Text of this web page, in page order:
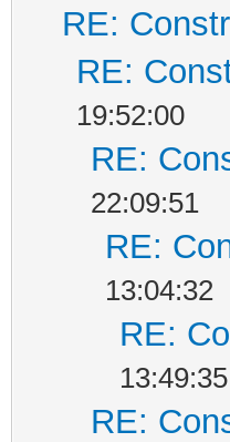
RE:
RE:
19:52:00
RE:
22:09:51
RE:
13:04:32
RE:
13:49:35
RE: